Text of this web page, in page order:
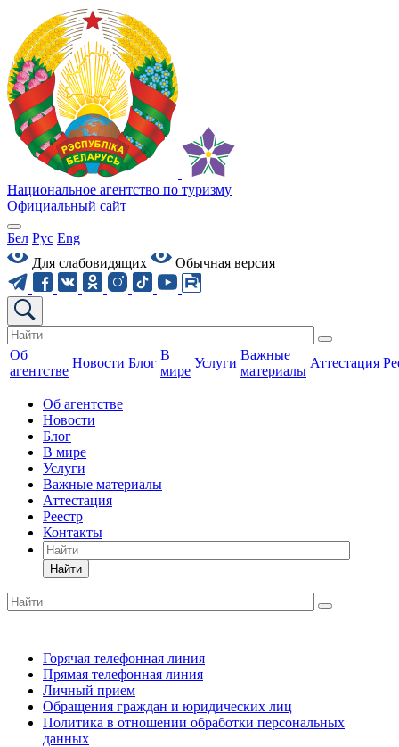
Национальное агентство по туризму
Официальный сайт
Бел Рус Eng
Для слабовидящих
Обычная версия
Об
агентстве
Новости Блог
В
мире
Услуги
Важные
материалы
Аттестация
Об агентстве
Новости
Блог
В мире
Услуги
Важные материалы
Аттестация
Реестр
Контакты
Найти
Горячая телефонная линия
Прямая телефонная линия
Личный прием
Обращения граждан и юридических лиц
Политика в отношении обработки персональных
данных